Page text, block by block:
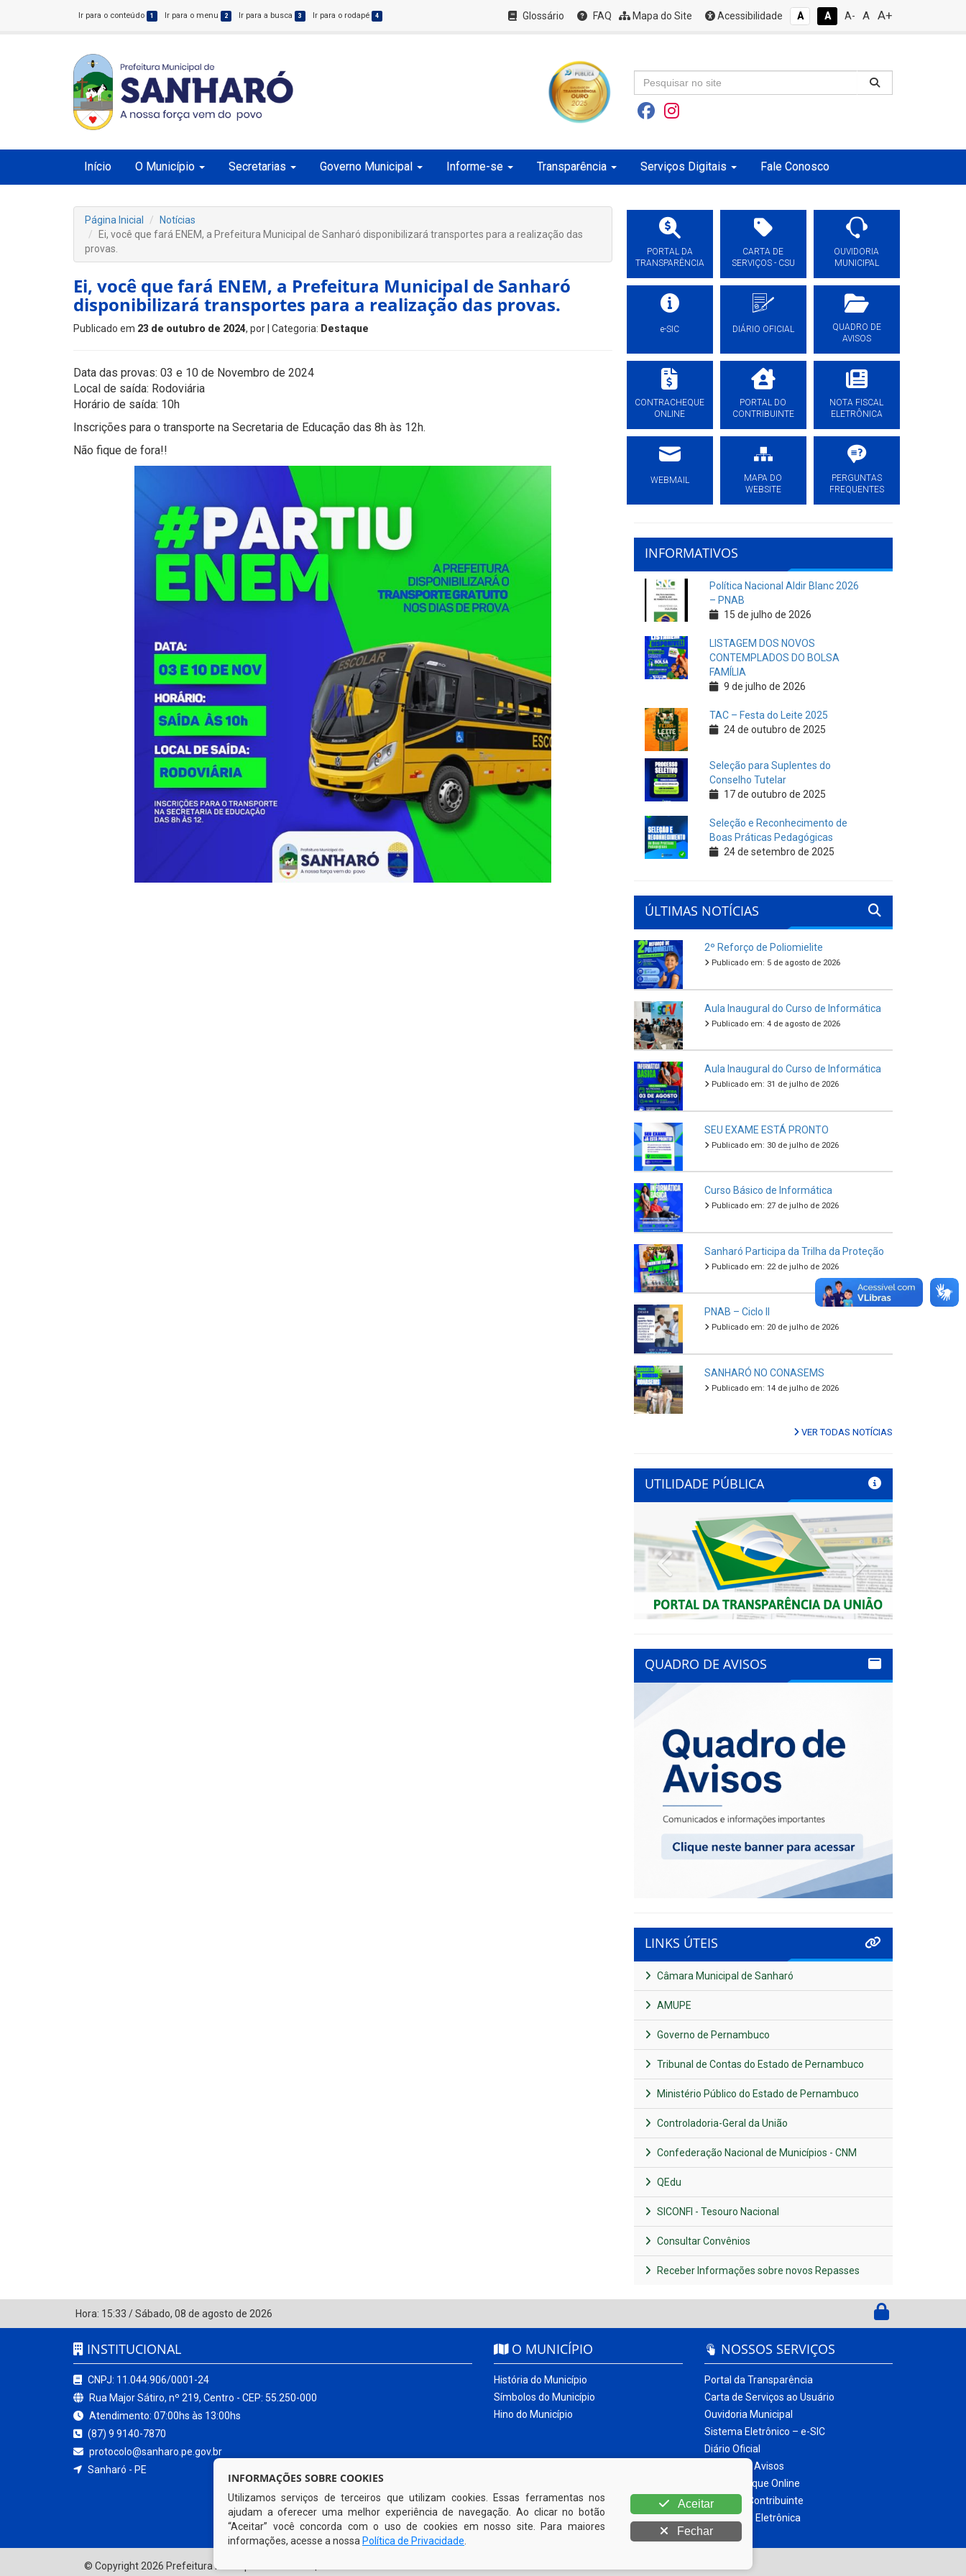
Ir para o conteúdo 1 Ir para o menu 2 Ir para a busca 3 Ir para o rodapé 4 Glossário FAQ Mapa do Site Acessibilidade A A A- A A+
Início O Município Secretarias Governo Municipal Informe-se Transparência Serviços Digitais Fale Conosco
Página Inicial
Notícias
Ei, você que fará ENEM, a Prefeitura Municipal de Sanharó disponibilizará transportes para a realização das
provas.
Ei, você que fará ENEM, a Prefeitura Municipal de Sanharó
disponibilizará transportes para a realização das provas.
Publicado em 23 de outubro de 2024, por | Categoria: Destaque
Data das provas: 03 e 10 de Novembro de 2024
Local de saída: Rodoviária
Horário de saída: 10h
Inscrições para o transporte na Secretaria de Educação das 8h às 12h.
Não fique de fora!!
PORTAL DA
TRANSPARÊNCIA
CARTA DE
SERVIÇOS - CSU
OUVIDORIA
MUNICIPAL
e-SIC DIÁRIO OFICIAL
QUADRO DE
AVISOS
CONTRACHEQUE
ONLINE
PORTAL DO
CONTRIBUINTE
NOTA FISCAL
ELETRÔNICA
WEBMAIL
MAPA DO
WEBSITE
PERGUNTAS
FREQUENTES
INFORMATIVOS
Política Nacional Aldir Blanc 2026
– PNAB
15 de julho de 2026
LISTAGEM DOS NOVOS
CONTEMPLADOS DO BOLSA
FAMÍLIA
9 de julho de 2026
TAC – Festa do Leite 2025
24 de outubro de 2025
Seleção para Suplentes do
Conselho Tutelar
17 de outubro de 2025
Seleção e Reconhecimento de
Boas Práticas Pedagógicas
24 de setembro de 2025
ÚLTIMAS NOTÍCIAS
2º Reforço de Poliomielite
Publicado em: 5 de agosto de 2026
Aula Inaugural do Curso de Informática
Publicado em: 4 de agosto de 2026
Aula Inaugural do Curso de Informática
Publicado em: 31 de julho de 2026
SEU EXAME ESTÁ PRONTO
Publicado em: 30 de julho de 2026
Curso Básico de Informática
Publicado em: 27 de julho de 2026
Sanharó Participa da Trilha da Proteção
Publicado em: 22 de julho de 2026
PNAB – Ciclo II
Publicado em: 20 de julho de 2026
SANHARÓ NO CONASEMS
Publicado em: 14 de julho de 2026
VER TODAS NOTÍCIAS
UTILIDADE PÚBLICA
Previous Next
QUADRO DE AVISOS
LINKS ÚTEIS
Câmara Municipal de Sanharó
AMUPE
Governo de Pernambuco
Tribunal de Contas do Estado de Pernambuco
Ministério Público do Estado de Pernambuco
Controladoria-Geral da União
Confederação Nacional de Municípios - CNM
QEdu
SICONFI - Tesouro Nacional
Consultar Convênios
Receber Informações sobre novos Repasses
Hora: 15:33 /Sábado, 08 de agosto de 2026
INSTITUCIONAL
CNPJ: 11.044.906/0001-24
Rua Major Sátiro, nº 219, Centro - CEP: 55.250-000
Atendimento: 07:00hs às 13:00hs
(87) 9 9140-7870
protocolo@sanharo.pe.gov.br
Sanharó - PE
O MUNICÍPIO
História do Município
Símbolos do Município
Hino do Município
NOSSOS SERVIÇOS
Portal da Transparência
Carta de Serviços ao Usuário
Ouvidoria Municipal
Sistema Eletrônico – e-SIC
Diário Oficial
Quadro de Avisos
Contracheque Online
Portal do Contribuinte
Nota Fiscal Eletrônica
© Copyright 2026 Prefeitura Municipal de Sanharó | Todos os direitos reservados
INFORMAÇÕES SOBRE COOKIES
Utilizamos serviços de terceiros que utilizam cookies. Essas ferramentas nos
ajudam a oferecer uma melhor experiência de navegação. Ao clicar no botão
“Aceitar” você concorda com o uso de cookies em nosso site. Para maiores
informações, acesse a nossa Política de Privacidade
Aceitar
Fechar